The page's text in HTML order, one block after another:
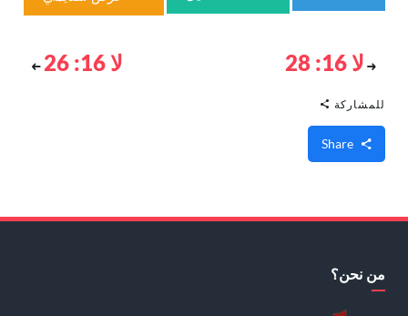
لا 16: 28 لا 16: 26
للمشاركة
من نحن؟